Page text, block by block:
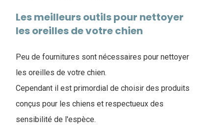
Les meilleurs outils pour nettoyer
les oreilles de votre chien
Peu de fournitures sont nécessaires pour nettoyer
les oreilles de votre chien.
Cependant il est primordial de choisir des produits
conçus pour les chiens et respectueux des
sensibilité de l'espèce.